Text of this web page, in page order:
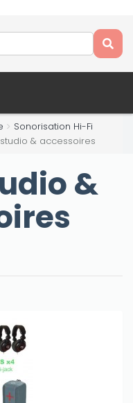
Sonorisation Hi-Fi
& accessoires
&